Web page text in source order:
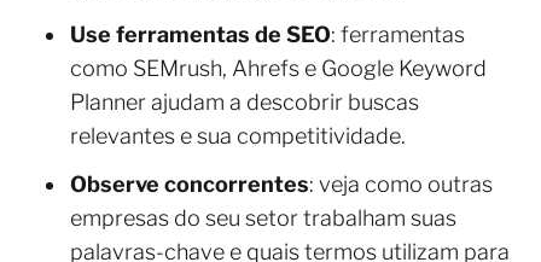
Use ferramentas de SEO: ferramentas
como SEMrush, Ahrefs e Google Keyword
Planner ajudam a descobrir buscas
relevantes e sua competitividade.
Observe concorrentes: veja como outras
empresas do seu setor trabalham suas
palavras-chave e quais termos utilizam para